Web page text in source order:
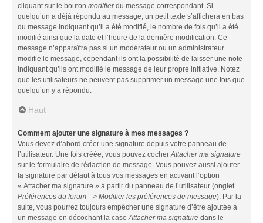
cliquant sur le bouton modifierdu message correspondant. Si
quelqu’un a déjà répondu au message, un petit texte s’affichera en bas
du message indiquant qu’il a été modifié, le nombre de fois qu’il a été
modifié ainsi que la date et l’heure de la dernière modification. Ce
message n’apparaîtra pas si un modérateur ou un administrateur
modifie le message, cependant ils ont la possibilité de laisser une note
indiquant qu’ils ont modifié le message de leur propre initiative. Notez
que les utilisateurs ne peuvent pas supprimer un message une fois que
quelqu’un y a répondu.
Haut
Comment ajouter une signature à mes messages ?
Vous devez d’abord créer une signature depuis votre panneau de
l’utilisateur. Une fois créée, vous pouvez cocherAttacher ma signature
sur le formulaire de rédaction de message. Vous pouvez aussi ajouter
la signature par défaut à tous vos messages en activant l’option
« Attacher ma signature » à partir du panneau de l’utilisateur (onglet
Préférences du forum --> Modifier les préférences de message). Par la
suite, vous pourrez toujours empêcher une signature d’être ajoutée à
un message en décochant la caseAttacher ma signature dans le